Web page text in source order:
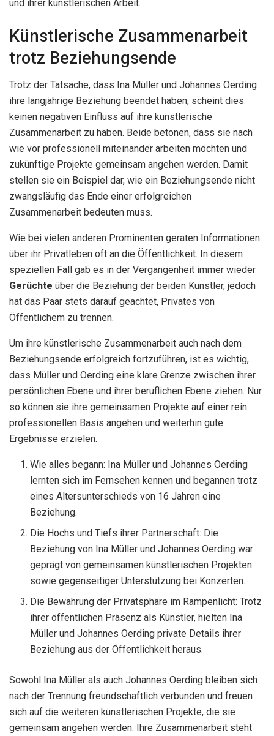
und ihrer künstlerischen Arbeit.
Künstlerische Zusammenarbeit
trotz Beziehungsende
Trotz der Tatsache, dass Ina Müller und Johannes Oerding
ihre langjährige Beziehung beendet haben, scheint dies
keinen negativen Einfluss auf ihre künstlerische
Zusammenarbeit zu haben. Beide betonen, dass sie nach
wie vor professionell miteinander arbeiten möchten und
zukünftige Projekte gemeinsam angehen werden. Damit
stellen sie ein Beispiel dar, wie ein Beziehungsende nicht
zwangsläufig das Ende einer erfolgreichen
Zusammenarbeit bedeuten muss.
Wie bei vielen anderen Prominenten geraten Informationen
über ihr Privatleben oft an die Öffentlichkeit. In diesem
speziellen Fall gab es in der Vergangenheit immer wieder
Gerüchte über die Beziehung der beiden Künstler, jedoch
hat das Paar stets darauf geachtet, Privates von
Öffentlichem zu trennen.
Um ihre künstlerische Zusammenarbeit auch nach dem
Beziehungsende erfolgreich fortzuführen, ist es wichtig,
dass Müller und Oerding eine klare Grenze zwischen ihrer
persönlichen Ebene und ihrer beruflichen Ebene ziehen. Nur
so können sie ihre gemeinsamen Projekte auf einer rein
professionellen Basis angehen und weiterhin gute
Ergebnisse erzielen.
Wie alles begann: Ina Müller und Johannes Oerding
lernten sich im Fernsehen kennen und begannen trotz
eines Altersunterschieds von 16 Jahren eine
Beziehung.
Die Hochs und Tiefs ihrer Partnerschaft: Die
Beziehung von Ina Müller und Johannes Oerding war
geprägt von gemeinsamen künstlerischen Projekten
sowie gegenseitiger Unterstützung bei Konzerten.
Die Bewahrung der Privatsphäre im Rampenlicht: Trotz
ihrer öffentlichen Präsenz als Künstler, hielten Ina
Müller und Johannes Oerding private Details ihrer
Beziehung aus der Öffentlichkeit heraus.
Sowohl Ina Müller als auch Johannes Oerding bleiben sich
nach der Trennung freundschaftlich verbunden und freuen
sich auf die weiteren künstlerischen Projekte, die sie
gemeinsam angehen werden. Ihre Zusammenarbeit steht